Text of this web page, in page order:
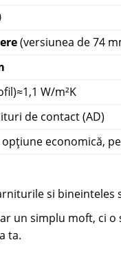
(versiunea de 74
W/m²K
de contact (AD)
opțiune economică,
si bineinteles
un simplu moft, ci
ta.